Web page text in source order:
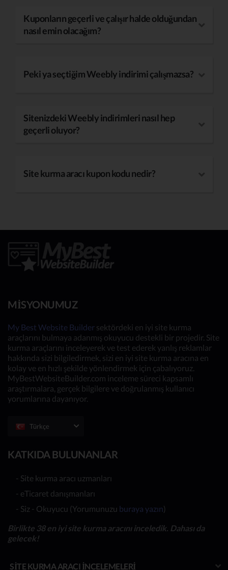
Kuponların geçerli ve çalışır halde olduğundan
nasıl emin olacağım?
Peki ya seçtiğim Weebly indirimi çalışmazsa?
Sitenizdeki Weebly indirimleri nasıl hep
geçerli oluyor?
Site kurma aracı kupon kodu nedir?
MISYONUMUZ
My Best Website Builder sektördeki en iyi site kurma
araçlarını bulmaya adanmış okuyucu destekli bir projedir. Site
kurma araçlarını inceleyerek ve test ederek yanlış reklamlar
hakkında sizi bilgiledirmek, sizi en iyi site kurma aracına en
kolay ve en hızlı şekilde yönlendirmek için çabalıyoruz.
MyBestWebsiteBuilder.com inceleme süreci kapsamlı
araştırmalara, gerçek bilgilere ve doğrulanmış kullanıcı
yorumlarına dayanıyor.
Türkçe
KATKIDA BULUNANLAR
- Site kurma aracı uzmanları
- eTicaret danışmanları
- Siz - Okuyucu (Yorumunuzu buraya yazın)
Birlikte 38 en iyi site kurma aracını inceledik. Dahası da
gelecek!
SITE KURMA ARACI İNCELEMELERI